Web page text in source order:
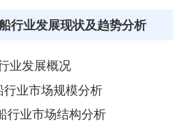
行业发展现状及趋势分析
业发展概况
行业市场规模分析
行业市场结构分析